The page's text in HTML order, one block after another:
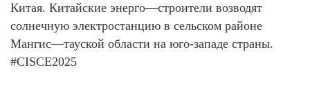
Китая. Китайские энерго—строители возводят
солнечную электростанцию в сельском районе
Мангис—тауской области на юго-западе страны.
#CISCE2025